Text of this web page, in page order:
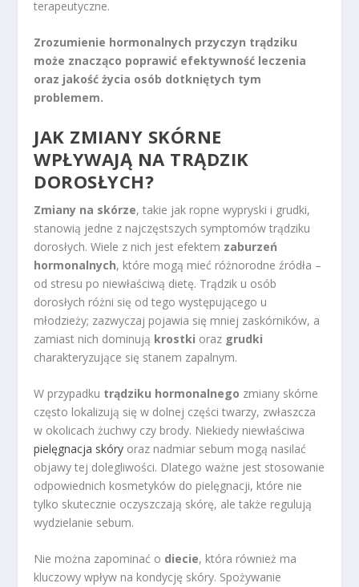
terapeutyczne.
Zrozumienie hormonalnych przyczyn trądziku
może znacząco poprawić efektywność leczenia
oraz jakość życia osób dotkniętych tym
problemem.
JAK ZMIANY SKÓRNE
WPŁYWAJĄ NA TRĄDZIK
DOROSŁYCH?
Zmiany na skórze, takie jak ropne wypryski i grudki,
stanowią jedne z najczęstszych symptomów trądziku
dorosłych. Wiele z nich jest efektem zaburzeń
hormonalnych, które mogą mieć różnorodne źródła –
od stresu po niewłaściwą dietę. Trądzik u osób
dorosłych różni się od tego występującego u
młodzieży; zazwyczaj pojawia się mniej zaskórników, a
zamiast nich dominują krostki oraz grudki
charakteryzujące się stanem zapalnym.
W przypadku trądziku hormonalnego zmiany skórne
często lokalizują się w dolnej części twarzy, zwłaszcza
w okolicach żuchwy czy brody. Niekiedy niewłaściwa
pielęgnacja skóry oraz nadmiar sebum mogą nasilać
objawy tej dolegliwości. Dlatego ważne jest stosowanie
odpowiednich kosmetyków do pielęgnacji, które nie
tylko skutecznie oczyszczają skórę, ale także regulują
wydzielanie sebum.
Nie można zapominać o diecie, która również ma
kluczowy wpływ na kondycję skóry. Spożywanie